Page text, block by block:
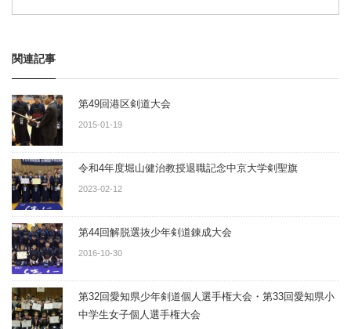
関連記事
第49回港区剣道大会
2015-01-19
令和4年度堀山健治教授退職記念中京大学剣聖旗
2023-02-12
第44回解脱選抜少年剣道錬成大会
2016-10-30
第32回愛知県少年剣道個人選手権大会・第33回愛知県小
中学生女子個人選手権大会